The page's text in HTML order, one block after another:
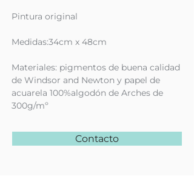
Pintura original
Medidas:34cm x 48cm
Materiales: pigmentos de buena calidad
de Windsor and Newton y papel de
acuarela 100%algodón de Arches de
300g/mº
Contacto